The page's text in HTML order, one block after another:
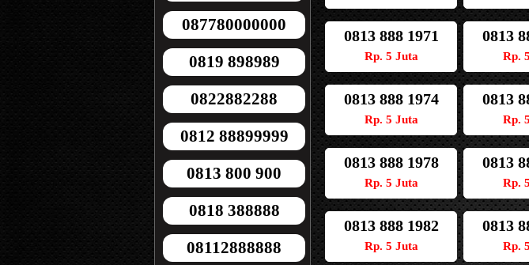
087780000000
0819 898989
0822882288
0812 88899999
0813 800 900
0818 388888
08112888888
0813 888 1971
Rp. 5 Juta
0813
Rp.
0813 888 1974
Rp. 5 Juta
0813
Rp.
0813 888 1978
Rp. 5 Juta
0813
Rp.
0813 888 1982
Rp. 5 Juta
0813
Rp.